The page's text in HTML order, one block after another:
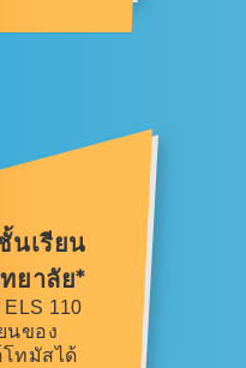
นเรียน
ยาลัย*
110
นของ
ทมัสได้